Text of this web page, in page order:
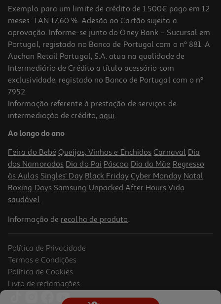
Auscultadores Gaming Razer Blackshark V2 X
49.99 €/un
49,99 €
Auscultadores Gaming Razer Blackshark V2 X
Exemplo para um limite de crédito de 1.500€ pago em 12
meses. TAN 17,60 %. Adesão ao Cartão sujeita a
aprovação. Informe-se junto do Oney Bank – Sucursal em
Portugal, registado no Banco de Portugal com o nº 881. A
Auchan Retail Portugal, S.A. atua na qualidade de
Intermediário de Crédito a título acessório com
exclusividade, registado no Banco de Portugal com o nº
7952.
Informação referente à prestação de serviços de
intermediação de crédito, aqui.
Ao longo do ano
Feira do Bebé Queijos, Vinhos e Enchidos Carnaval Dia
dos Namorados Dia do Pai Páscoa Dia da Mãe Regresso
às Aulas Singles' Day Black Friday Cyber Monday Natal
Boxing Days Samsung Unpacked After Hours Vida
saudável
Informação de recolha de produto.
Política de Privacidade
Termos e Condições
Política de Cookies
Livro de reclamações